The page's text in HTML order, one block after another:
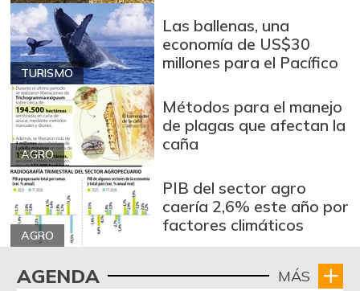
TURISMO
Las ballenas, una
economía de US$30
millones para el Pacífico
AGRO
Métodos para el manejo
de plagas que afectan la
caña
AGRO
PIB del sector agro
caería 2,6% este año por
factores climáticos
AGENDA MÁS